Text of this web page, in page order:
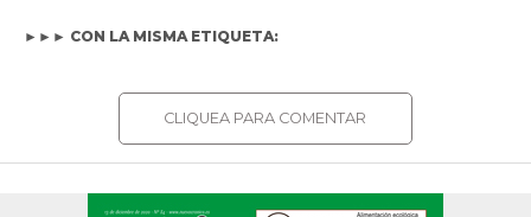
►►► CON LA MISMA ETIQUETA:
CLIQUEA PARA COMENTAR